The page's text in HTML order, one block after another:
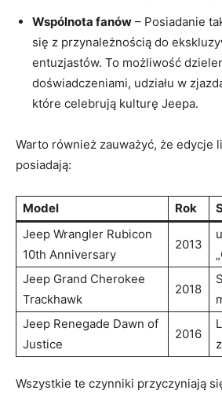
Wspólnota fanów – Posiadanie
się z przynależnością do
entuzjastów. To możliwość
doświadczeniami, udziału w
które celebrują kulturę Jeepa.
Warto również zauważyć, że edycje
posiadają:
Model Rok
Jeep Wrangler Rubicon
10th Anniversary
2013
Jeep Grand Cherokee
Trackhawk
2018
Jeep Renegade Dawn of
Justice
2016
Wszystkie te czynniki przyczyniają